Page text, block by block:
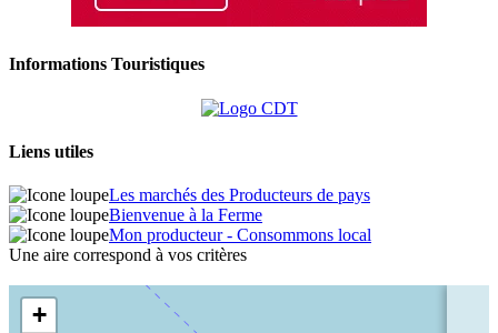
Informations Touristiques
Liens utiles
Les marchés des Producteurs de pays
Bienvenue à la Ferme
Mon producteur - Consommons local
Une aire correspond à vos critères
+